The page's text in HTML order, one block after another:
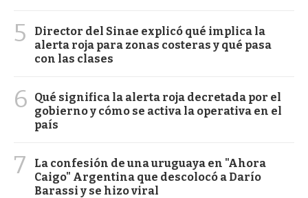
5
Director del Sinae explicó qué implica la
alerta roja para zonas costeras y qué pasa
con las clases
6
Qué significa la alerta roja decretada por el
gobierno y cómo se activa la operativa en el
país
7
La confesión de una uruguaya en "Ahora
Caigo" Argentina que descolocó a Darío
Barassi y se hizo viral